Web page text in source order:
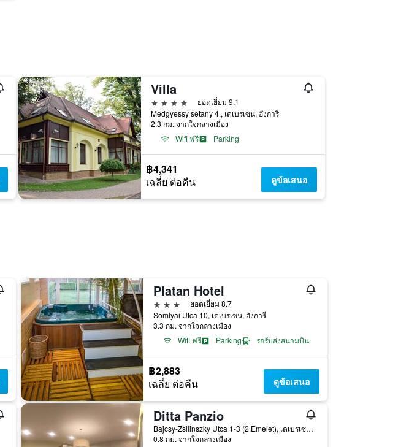
Villa
4 ดาว
ยอดเยี่ยม 9.1
Medgyessy setany 4., เดเบรเซน, ฮังการี
2.3 กม. จากใจกลางเมือง
Wifi ฟรี
Parking
฿4,341
เฉลี่ย ต่อคืน ดูข้อเสนอ
Platan Hotel
3 ดาว
ยอดเยี่ยม 8.7
Somlyai Utca 10, เดเบรเซน, ฮังการี
3.3 กม. จากใจกลางเมือง
Wifi ฟรี
Parking รถรับส่งสนามบิน
฿2,883
เฉลี่ย ต่อคืน ดูข้อเสนอ
Ditta Panzio
Bajcsy-Zsilinszky Utca 1-3 (2.Emelet), เดเบรเซน, ฮังการี
0.8 กม. จากใจกลางเมือง